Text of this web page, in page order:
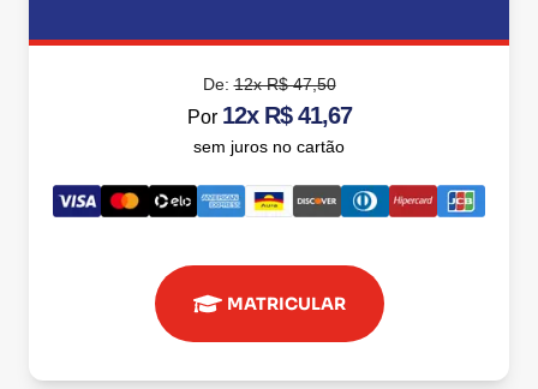
De:12x R$ 47,50
Por 12x R$ 41,67
sem juros no cartão
MATRICULAR